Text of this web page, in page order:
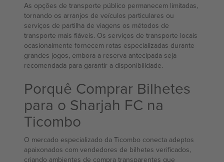
As opções de transporte público permanecem limitadas,
tornando os arranjos de veículos particulares ou
serviços de partilha de viagens os métodos de
transporte mais fiáveis. Os serviços de transporte locais
ocasionalmente fornecem rotas especializadas durante
grandes jogos, embora a reserva antecipada seja
recomendada para garantir a disponibilidade.
Porquê Comprar Bilhetes
para o Sharjah FC na
Ticombo
O mercado especializado da Ticombo conecta adeptos
apaixonados com vendedores de bilhetes verificados,
criando ambientes de compra transparentes que